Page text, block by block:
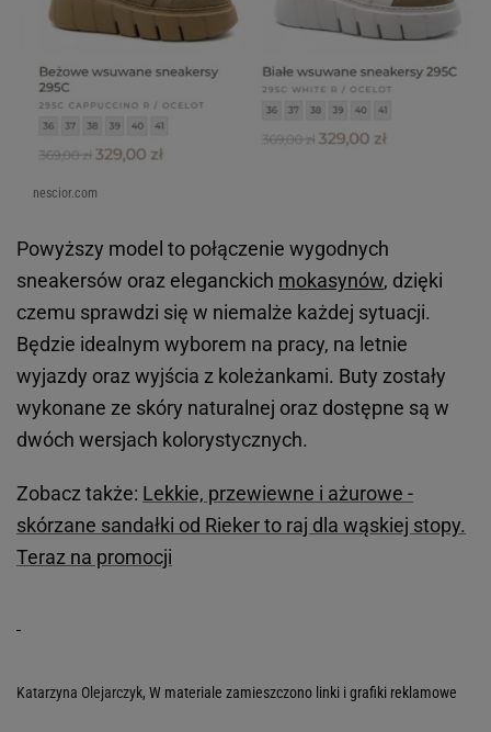
nescior.com
Powyższy model to połączenie wygodnych
sneakersów oraz eleganckich mokasynów, dzięki
czemu sprawdzi się w niemalże każdej sytuacji.
Będzie idealnym wyborem na pracy, na letnie
wyjazdy oraz wyjścia z koleżankami. Buty zostały
wykonane ze skóry naturalnej oraz dostępne są w
dwóch wersjach kolorystycznych.
Zobacz także: Lekkie, przewiewne i ażurowe -
skórzane sandałki od Rieker to raj dla wąskiej stopy.
Teraz na promocji
Katarzyna Olejarczyk, W materiale zamieszczono linki i grafiki reklamowe